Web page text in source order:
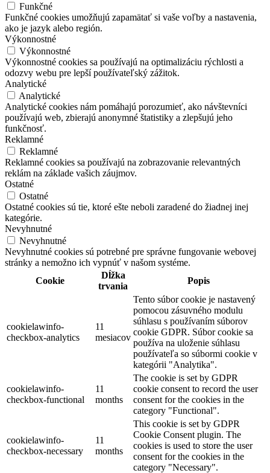
Funkčné
Funkčné cookies umožňujú zapamätať si vaše voľby a nastavenia,
ako je jazyk alebo región.
Výkonnostné
Výkonnostné
Výkonnostné cookies sa používajú na optimalizáciu rýchlosti a
odozvy webu pre lepší používateľský zážitok.
Analytické
Analytické
Analytické cookies nám pomáhajú porozumieť, ako návštevníci
používajú web, zbierajú anonymné štatistiky a zlepšujú jeho
funkčnosť.
Reklamné
Reklamné
Reklamné cookies sa používajú na zobrazovanie relevantných
reklám na základe vašich záujmov.
Ostatné
Ostatné
Ostatné cookies sú tie, ktoré ešte neboli zaradené do žiadnej inej
kategórie.
Nevyhnutné
Nevyhnutné
Nevyhnutné cookies sú potrebné pre správne fungovanie webovej
stránky a nemožno ich vypnúť v našom systéme.
Cookie
Dĺžka
trvania
Popis
cookielawinfo-
checkbox-analytics
11
mesiacov
Tento súbor cookie je nastavený
pomocou zásuvného modulu
súhlasu s používaním súborov
cookie GDPR. Súbor cookie sa
používa na uloženie súhlasu
používateľa so súbormi cookie v
kategórii "Analytika".
cookielawinfo-
checkbox-functional
11
months
The cookie is set by GDPR
cookie consent to record the user
consent for the cookies in the
category "Functional".
cookielawinfo-
checkbox-necessary
11
months
This cookie is set by GDPR
Cookie Consent plugin. The
cookies is used to store the user
consent for the cookies in the
category "Necessary".